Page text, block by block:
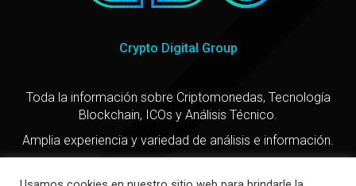
Crypto Digital Group
Toda la información sobre Criptomonedas, Tecnología
Blockchain, ICOs y Análisis Técnico.
Amplia experiencia y variedad de análisis e información.